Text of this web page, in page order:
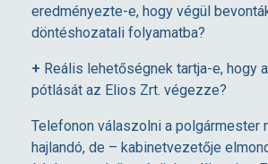
I
L
Á
eredményezte-e, hogy végül
döntéshozatali folyamatba?
+ Reális lehetőségnek tartja-e, hogy
pótlását az Elios Zrt. végezze?
Telefonon válaszolni a polgármester
hajlandó, de – kabinetvezetője